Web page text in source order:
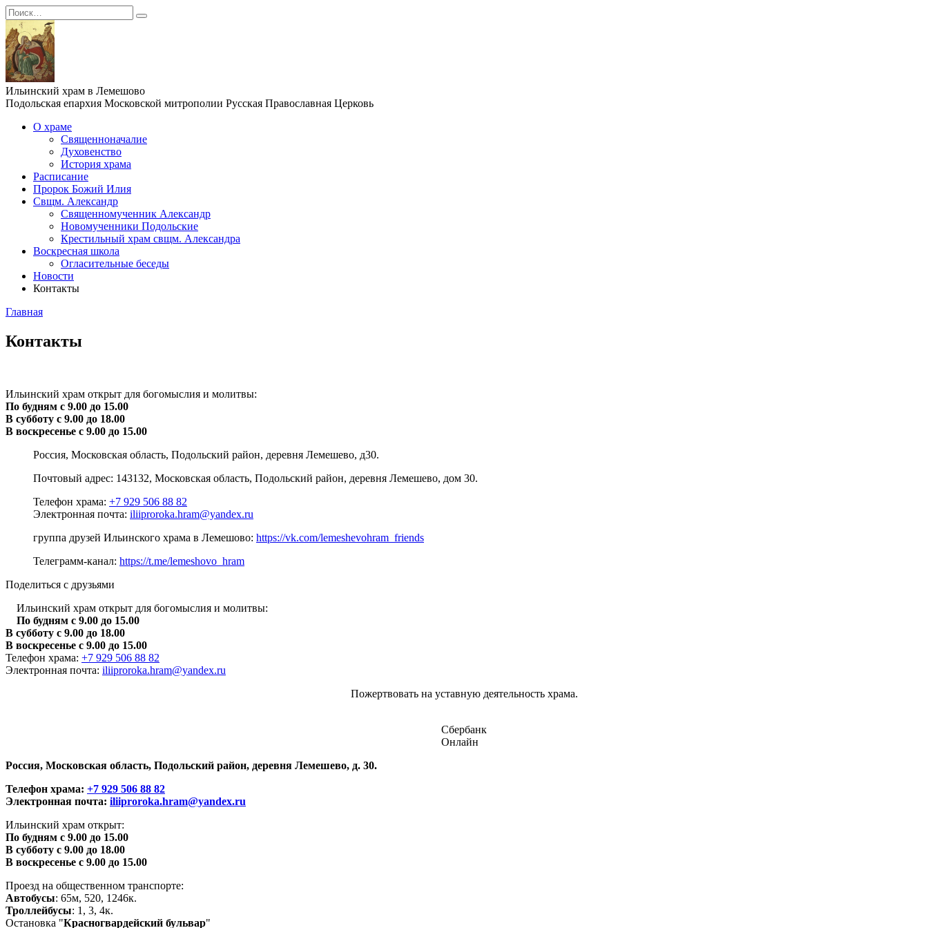
Перейти
к
содержанию
Search
for:
Ильинский храм в Лемешово
Подольская епархия Московской митрополии Русская Православная Церковь
О храме
Священноначалие
Духовенство
История храма
Расписание
Пророк Божий Илия
Свщм. Александр
Священномученник Александр
Новомученники Подольские
Крестильный храм свщм. Александра
Воскресная школа
Огласительные беседы
Новости
Контакты
Главная
Контакты
Ильинский храм открыт для богомыслия и молитвы:
По будням с 9.00 до 15.00
В субботу с 9.00 до 18.00
В воскресенье с 9.00 до 15.00
Россия, Московская область, Подольский район, деревня Лемешево, д30.
Почтовый адрес: 143132, Московская область, Подольский район, деревня Лемешево, дом 30.
Телефон храма: +7 929 506 88 82
Электронная почта: iliiproroka.hram@yandex.ru
группа друзей Ильинского храма в Лемешово: https://vk.com/lemeshevohram_friends
Телеграмм-канал: https://t.me/lemeshovo_hram
Поделиться с друзьями
Ильинский храм открыт для богомыслия и молитвы:
По будням с 9.00 до 15.00
В субботу с 9.00 до 18.00
В воскресенье с 9.00 до 15.00
Телефон храма: +7 929 506 88 82
Электронная почта: iliiproroka.hram@yandex.ru
Пожертвовать на уставную деятельность храма.
Сбербанк
Онлайн
Россия, Московская область, Подольский район, деревня Лемешево, д. 30.
Телефон храма: +7 929 506 88 82
Электронная почта: iliiproroka.hram@yandex.ru
Ильинский храм открыт:
По будням с 9.00 до 15.00
В субботу с 9.00 до 18.00
В воскресенье с 9.00 до 15.00
Проезд на общественном транспорте:
Автобусы: 65м, 520, 1246к.
Троллейбусы: 1, 3, 4к.
Остановка "Красногвардейский бульвар"